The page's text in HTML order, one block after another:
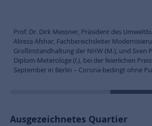
Prof. Dr. Dirk Messner, Präsident des
Alireza Afshar, Fachbereichsleiter
Großinstandhaltung der NHW (M.), und Sven
Diplom-Meterologe (l.), bei der feierlichen
September in Berlin – Corona-bedingt ohne
Ausgezeichnetes Quartier